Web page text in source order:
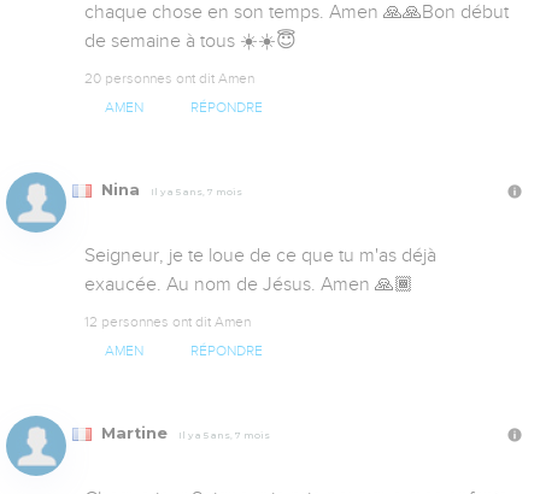
chaque chose en son temps. Amen 🙏🙏Bon début
de semaine à tous ☀️☀️😇
20 personnes ont dit Amen
AMEN RÉPONDRE
Nina Il y a 5 ans, 7 mois
Seigneur, je te loue de ce que tu m'as déjà
exaucée. Au nom de Jésus. Amen 🙏🏾
12 personnes ont dit Amen
AMEN RÉPONDRE
Martine Il y a 5 ans, 7 mois